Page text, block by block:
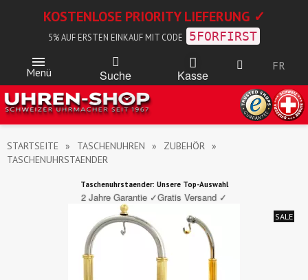
KOSTENLOSE PRIORITY LIEFERUNG ✓
5% AUF ERSTEN EINKAUF MIT CODE 5FORFIRST
Menü Suche Kasse
FR
STARTSEITE TASCHENUHREN
ZUBEHÖR
TASCHENUHRSTAENDER
Taschenuhrstaender: Unsere Top-Auswahl
2 Jahre Garantie ✓Gratis Versand ✓
SALE